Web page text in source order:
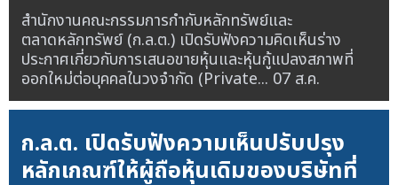
สำนักงานคณะกรรมการกำกับหลักทรัพย์และ
ตลาดหลักทรัพย์ (ก.ล.ต.) เปิดรับฟังความคิดเห็นร่าง
ประกาศเกี่ยวกับการเสนอขายหุ้นและหุ้นกู้แปลงสภาพที่
ออกใหม่ต่อบุคคลในวงจำกัด (Private... 07 ส.ค.
ก.ล.ต. เปิดรับฟังความเห็นปรับปรุง
หลักเกณฑ์ให้ผู้ถือหุ้นเดิมของบริษัทที่